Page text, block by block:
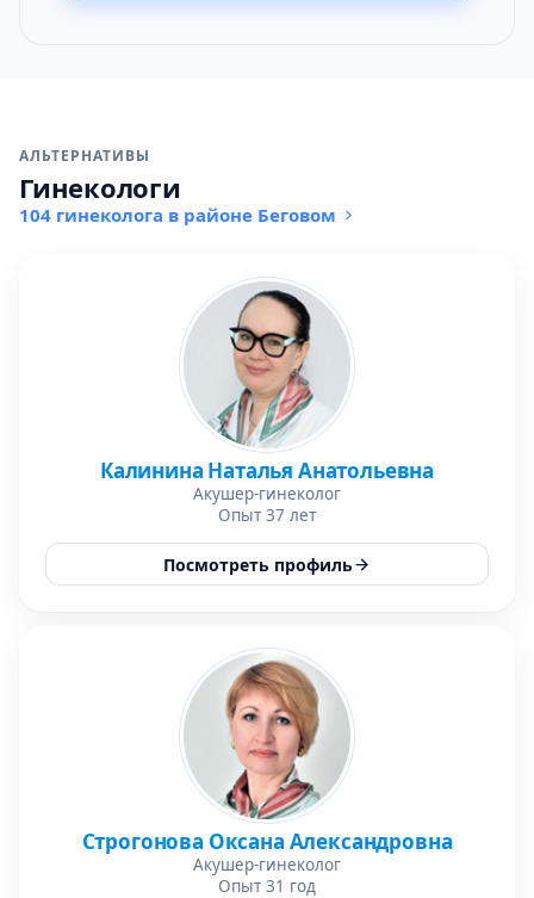
АЛЬТЕРНАТИВЫ
Гинекологи
104 гинеколога в районе Беговом
Калинина Наталья Анатольевна
Акушер-гинеколог
Опыт 37 лет
Посмотреть профиль
Строгонова Оксана Александровна
Акушер-гинеколог
Опыт 31 год